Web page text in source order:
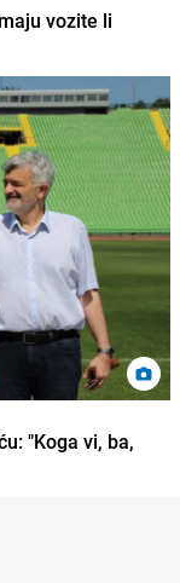
vozite li
"Koga vi, ba,